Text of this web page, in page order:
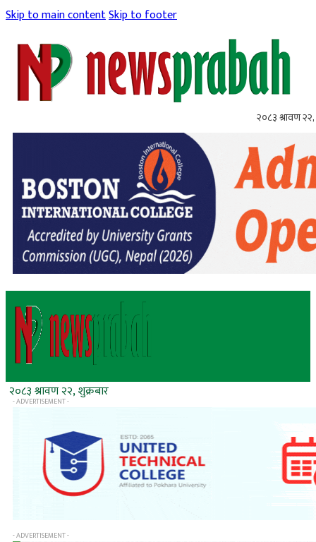
Skip to main contentSkip to footer
२०८३ श्रावण २२,
२०८३ श्रावण २२, शुक्रबार
- ADVERTISEMENT -
- ADVERTISEMENT -